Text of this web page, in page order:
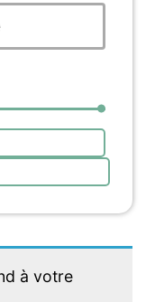
à votre